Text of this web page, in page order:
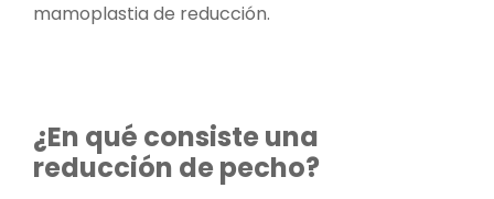
mamoplastia de reducción.
¿En qué consiste una
reducción de pecho?